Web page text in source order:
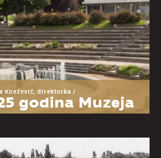
Knežević, direktorka /
godina Muzeja